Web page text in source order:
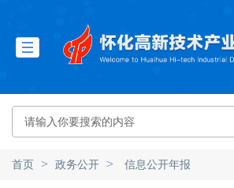
首页 > 政务公开 > 信息公开年报